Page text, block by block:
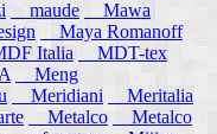
maude
Mawa
Maya Romanoff
Italia
MDT-tex
Meng
Meridiani
Meritalia
Metalco
Metalco